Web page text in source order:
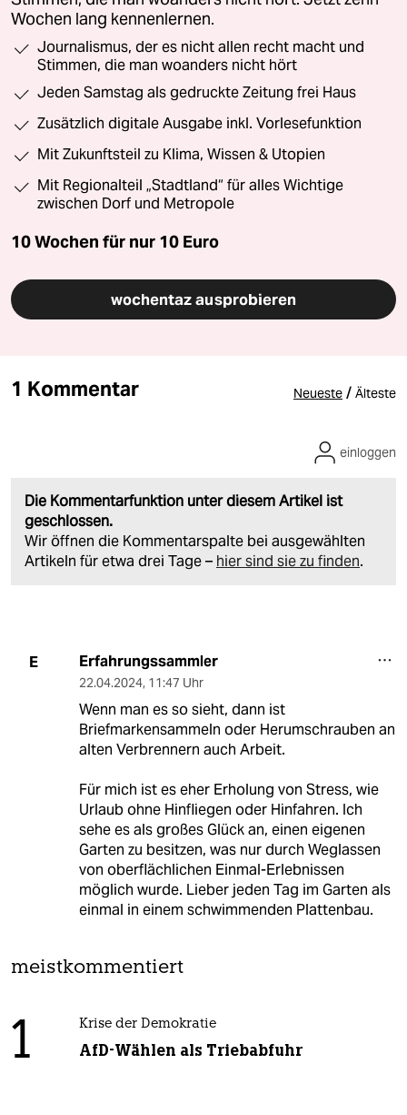
Wochen lang kennenlernen.
Journalismus, der es nicht allen recht macht und
Stimmen, die man woanders nicht hört
Jeden Samstag als gedruckte Zeitung frei Haus
Zusätzlich digitale Ausgabe inkl. Vorlesefunktion
Mit Zukunftsteil zu Klima, Wissen & Utopien
Mit Regionalteil „Stadtland“ für alles Wichtige
zwischen Dorf und Metropole
10 Wochen für nur 10 Euro
wochentaz ausprobieren
1 Kommentar Neueste / Älteste
Die Kommentarfunktion unter diesem Artikel ist
geschlossen.
Wir öffnen die Kommentarspalte bei ausgewählten
Artikeln für etwa drei Tage – hier sind sie zu finden.
einloggen
E Erfahrungssammler
22.04.2024, 11:47 Uhr
Wenn man es so sieht, dann ist
Briefmarkensammeln oder Herumschrauben an
alten Verbrennern auch Arbeit.
Für mich ist es eher Erholung von Stress, wie
Urlaub ohne Hinfliegen oder Hinfahren. Ich
sehe es als großes Glück an, einen eigenen
Garten zu besitzen, was nur durch Weglassen
von oberflächlichen Einmal-Erlebnissen
möglich wurde. Lieber jeden Tag im Garten als
einmal in einem schwimmenden Plattenbau.
meistkommentiert
1 Krise der Demokratie
AfD-Wählen als Triebabfuhr